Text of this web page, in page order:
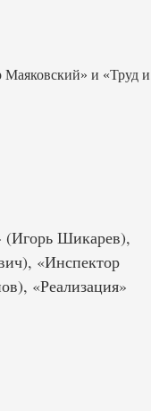
и «Труд и
(Игорь Шикарев),
«Инспектор
«Реализация»